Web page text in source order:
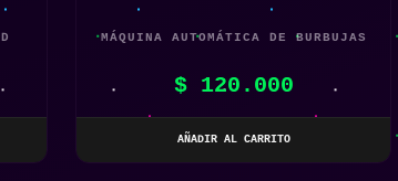
MÁQUINA AUTOMÁTICA DE BURBUJAS
$120.000
AÑADIR AL CARRITO